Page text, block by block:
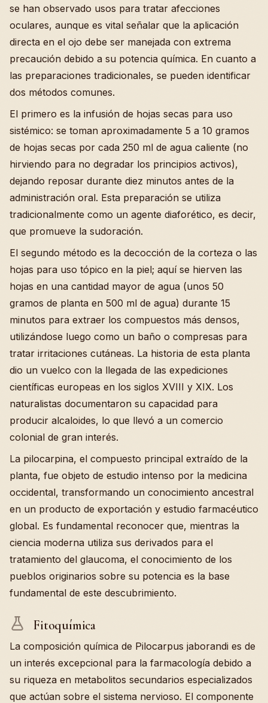
se han observado usos para tratar afecciones
oculares, aunque es vital señalar que la aplicación
directa en el ojo debe ser manejada con extrema
precaución debido a su potencia química. En cuanto a
las preparaciones tradicionales, se pueden identificar
dos métodos comunes.
El primero es la infusión de hojas secas para uso
sistémico: se toman aproximadamente 5 a 10 gramos
de hojas secas por cada 250 ml de agua caliente (no
hirviendo para no degradar los principios activos),
dejando reposar durante diez minutos antes de la
administración oral. Esta preparación se utiliza
tradicionalmente como un agente diaforético, es decir,
que promueve la sudoración.
El segundo método es la decocción de la corteza o las
hojas para uso tópico en la piel; aquí se hierven las
hojas en una cantidad mayor de agua (unos 50
gramos de planta en 500 ml de agua) durante 15
minutos para extraer los compuestos más densos,
utilizándose luego como un baño o compresas para
tratar irritaciones cutáneas. La historia de esta planta
dio un vuelco con la llegada de las expediciones
científicas europeas en los siglos XVIII y XIX. Los
naturalistas documentaron su capacidad para
producir alcaloides, lo que llevó a un comercio
colonial de gran interés.
La pilocarpina, el compuesto principal extraído de la
planta, fue objeto de estudio intenso por la medicina
occidental, transformando un conocimiento ancestral
en un producto de exportación y estudio farmacéutico
global. Es fundamental reconocer que, mientras la
ciencia moderna utiliza sus derivados para el
tratamiento del glaucoma, el conocimiento de los
pueblos originarios sobre su potencia es la base
fundamental de este descubrimiento.
Fitoquímica
La composición química de Pilocarpus jaborandi es de
un interés excepcional para la farmacología debido a
su riqueza en metabolitos secundarios especializados
que actúan sobre el sistema nervioso. El componente